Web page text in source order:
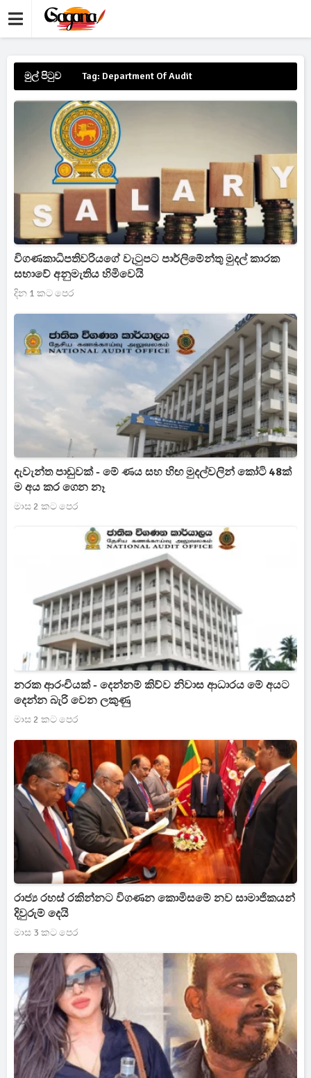
මුල් පිටුව Tag: Department Of Audit
විගණකාධිපතිවරියගේ වැටුපට පාර්ලිමේන්තු මුදල් කාරක
සභාවේ අනුමැතිය හිමිවෙයි
දින 1 කට පෙර
දැවැන්ත පාඩුවක් - මේ ණය සහ හිඟ මුදල්වලින් කෝටි 48ක්
ම අය කර ගෙන නෑ
මාස 2 කට පෙර
නරක ආරංචියක් - දෙන්නම් කිව්ව නිවාස ආධාරය මේ අයට
දෙන්න බැරි වෙන ලකුණු
මාස 2 කට පෙර
රාජ්‍ය රහස් රකින්නට විගණන කොමිසමේ නව සාමාජිකයන්
දිවුරුම් දෙයි
මාස 3 කට පෙර